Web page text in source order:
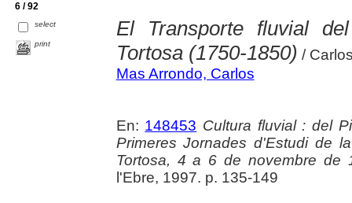
6 / 92
select
print
El Transporte fluvial
Tortosa (1750-1850) /
Mas Arrondo, Carlos
En: 148453 Cultura fluvial : del
Primeres Jornades d'Estudi de
Tortosa, 4 a 6 de novembre de
l'Ebre, 1997. p. 135-149